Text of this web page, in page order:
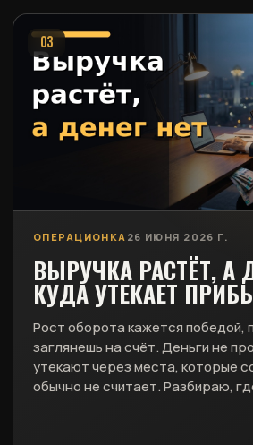
03
ОПЕРАЦИОНКА 26 ИЮНЯ 2026 Г.
ВЫРУЧКА РАСТЁТ, А
КУДА УТЕКАЕТ
Рост оборота кажется победой,
заглянешь на счёт. Деньги не
утекают через места, которые
обычно не считает. Разбираю,